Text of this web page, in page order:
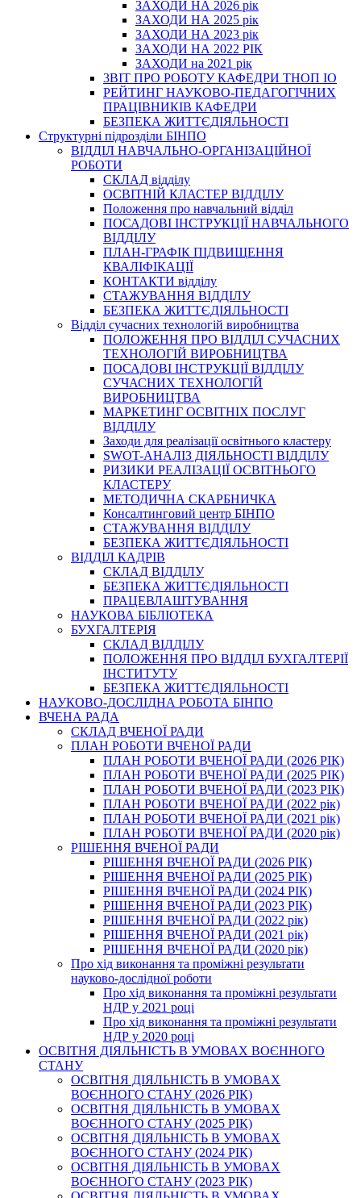
ЗАХОДИ НА 2026 рік
ЗАХОДИ НА 2025 рік
ЗАХОДИ НА 2023 рік
ЗАХОДИ НА 2022 РІК
ЗАХОДИ на 2021 рік
3BIT ПРО РОБОТУ КАФЕДРИ ТНОП ІО
РЕЙТИНГ НАУКОВО-ПЕДАГОГІЧНИХ
ПРАЦІВНИКІВ КАФЕДРИ
БЕЗПЕКА ЖИТТЄДІЯЛЬНОСТІ
Структурні підрозділи БІНПО
ВІДДІЛ НАВЧАЛЬНО-ОРГАНІЗАЦІЙНОЇ
РОБОТИ
СКЛАД відділу
ОСВІТНІЙ КЛАСТЕР ВІДДІЛУ
Положення про навчальний вiддiл
ПОСАДОВІ ІНСТРУКЦІЇ НАВЧАЛЬНОГО
ВІДДІЛУ
ПЛАН-ГРАФІК ПІДВИЩЕННЯ
КВАЛІФІКАЦІЇ
КОНТАКТИ відділу
СТАЖУВАННЯ ВІДДІЛУ
БЕЗПЕКА ЖИТТЄДІЯЛЬНОСТІ
Відділ сучасних технологій виробництва
ПОЛОЖЕННЯ ПРО ВІДДІЛ СУЧАСНИХ
ТЕХНОЛОГІЙ ВИРОБНИЦТВА
ПОСАДОВІ ІНСТРУКЦІЇ ВІДДІЛУ
СУЧАСНИХ ТЕХНОЛОГІЙ
ВИРОБНИЦТВА
МАРКЕТИНГ ОСВІТНІХ ПОСЛУГ
ВІДДІЛУ
Заходи для реалізації освітнього кластеру
SWOT-АНАЛІЗ ДІЯЛЬНОСТІ ВІДДІЛУ
РИЗИКИ РЕАЛІЗАЦІЇ ОСВІТНЬОГО
КЛАСТЕРУ
МЕТОДИЧНА СКАРБНИЧКА
Консалтинговий центр БІНПО
СТАЖУВАННЯ ВІДДІЛУ
БЕЗПЕКА ЖИТТЄДІЯЛЬНОСТІ
ВІДДІЛ КАДРІВ
СКЛАД ВІДДІЛУ
БЕЗПЕКА ЖИТТЄДІЯЛЬНОСТІ
ПРАЦЕВЛАШТУВАННЯ
НАУКОВА БІБЛІОТЕКА
БУХГАЛТЕРІЯ
СКЛАД ВІДДІЛУ
ПОЛОЖЕННЯ ПРО ВІДДІЛ БУХГАЛТЕРІЇ
ІНСТИТУТУ
БЕЗПЕКА ЖИТТЄДІЯЛЬНОСТІ
НАУКОВО-ДОСЛІДНА РОБОТА БІНПО
ВЧЕНА РАДА
СКЛАД ВЧЕНОЇ РАДИ
ПЛАН РОБОТИ ВЧЕНОЇ РАДИ
ПЛАН РОБОТИ ВЧЕНОЇ РАДИ (2026 РІК)
ПЛАН РОБОТИ ВЧЕНОЇ РАДИ (2025 РІК)
ПЛАН РОБОТИ ВЧЕНОЇ РАДИ (2023 РІК)
ПЛАН РОБОТИ ВЧЕНОЇ РАДИ (2022 рік)
ПЛАН РОБОТИ ВЧЕНОЇ РАДИ (2021 рік)
ПЛАН РОБОТИ ВЧЕНОЇ РАДИ (2020 рік)
РІШЕННЯ ВЧЕНОЇ РАДИ
РІШЕННЯ ВЧЕНОЇ РАДИ (2026 РІК)
РІШЕННЯ ВЧЕНОЇ РАДИ (2025 РІК)
РІШЕННЯ ВЧЕНОЇ РАДИ (2024 РІК)
РІШЕННЯ ВЧЕНОЇ РАДИ (2023 РІК)
РІШЕННЯ ВЧЕНОЇ РАДИ (2022 рік)
РІШЕННЯ ВЧЕНОЇ РАДИ (2021 рік)
РІШЕННЯ ВЧЕНОЇ РАДИ (2020 рік)
Про хід виконання та проміжні результати
науково-дослідної роботи
Про хід виконання та проміжні результати
НДР у 2021 році
Про хід виконання та проміжні результати
НДР у 2020 році
ОСВІТНЯ ДІЯЛЬНІСТЬ В УМОВАХ ВОЄННОГО
СТАНУ
ОСВІТНЯ ДІЯЛЬНІСТЬ В УМОВАХ
ВОЄННОГО СТАНУ (2026 РІК)
ОСВІТНЯ ДІЯЛЬНІСТЬ В УМОВАХ
ВОЄННОГО СТАНУ (2025 РІК)
ОСВІТНЯ ДІЯЛЬНІСТЬ В УМОВАХ
ВОЄННОГО СТАНУ (2024 РІК)
ОСВІТНЯ ДІЯЛЬНІСТЬ В УМОВАХ
ВОЄННОГО СТАНУ (2023 РІК)